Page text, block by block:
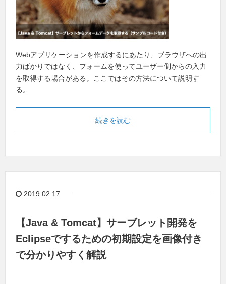
Webアプリケーションを作成するにあたり、ブラウザへの出
力ばかりではなく、フォームを使ってユーザー側からの入力
を取得する場合がある。ここではその方法について説明す
る。
続きを読む
2019.02.17
【Java & Tomcat】サーブレット開発を
Eclipseでするための初期設定を画像付き
で分かりやすく解説